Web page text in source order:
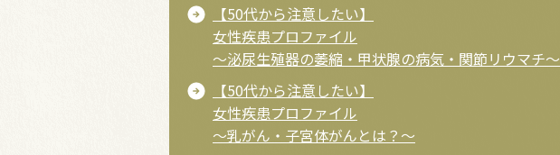
【50代から注意したい】
女性疾患プロファイル
〜泌尿生殖器の萎縮・甲状腺の病気・関節リウマチ〜
【50代から注意したい】
女性疾患プロファイル
〜乳がん・子宮体がんとは？〜